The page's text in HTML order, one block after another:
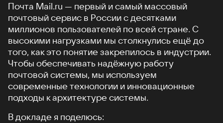
Почта Mail.ru — первый и самый массовый
почтовый сервис в России с десятками
миллионов пользователей по всей стране. С
высокими нагрузками мы столкнулись ещё до
того, как это понятие закрепилось в индустрии.
Чтобы обеспечивать надёжную работу
почтовой системы, мы используем
современные технологии и инновационные
подходы к архитектуре системы.
В докладе я поделюсь: